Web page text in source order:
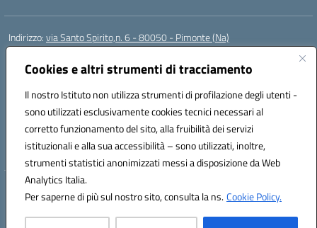
Cookies e altri strumenti di tracciamento
Il nostro Istituto non utilizza strumenti di profilazione degli utenti -
sono utilizzati esclusivamente cookies tecnici necessari al
corretto funzionamento del sito, alla fruibilità dei servizi
istituzionali e alla sua accessibilità – sono utilizzati, inoltre,
strumenti statistici anonimizzati messi a disposizione da Web
Analytics Italia.
Per saperne di più sul nostro sito, consulta la ns.Cookie Policy.
Indirizzo:via Santo Spirito,n. 6 - 80050 - Pimonte (Na)
Centralino:
Posta elettronica certificata (PEC):naic86400x@pec.istruzione.it
Codice fiscale: 82008870634
Codice meccanografico:NAIC86400X
Codice Indice delle Pubbliche Amministrazioni (IPA): ISTSC_NAIC86400X
Codice unico di fatturazione (CUF): UF5NKX
Hosting & Powered by 3D Solution S.r.l.
Concept & Design by Designers Italia